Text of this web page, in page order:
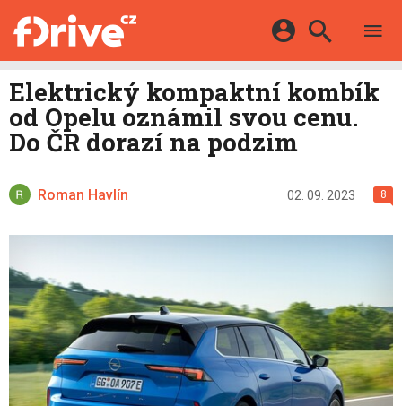
KATALOG
MAPA STANIC
DALŠÍ
HYBRIDY
E-MOTORSPORT
OSTATNÍ
Facebook Google
Elektrický kompaktní kombík
od Opelu oznámil svou cenu.
Do ČR dorazí na podzim
Roman Havlín 02. 09. 2023 8